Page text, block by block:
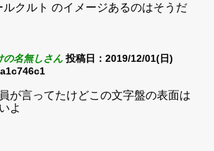
クルト のイメージあるのはそうだ
の名無しさん 投稿日：2019/12/01(日)
が言ってたけどこの文字盤の表面は
よ